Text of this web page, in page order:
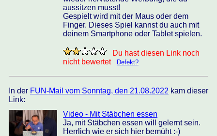
aussitzen musst!
Gespielt wird mit der Maus oder dem
Finger. Dieses Spiel kannst du auch mit
deinem Smartphone oder Tablet spielen.
Du hast diesen Link noch
nicht bewertet
Defekt?
In der FUN-Mail vom Sonntag, den 21.08.2022 kam dieser
Link:
Video - Mit Stäbchen essen
Ja, mit Stäbchen essen will gelernt sein.
Herrlich wie er sich hier bemüht :-)